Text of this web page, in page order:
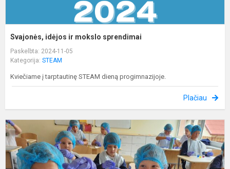
Svajonės, idėjos ir mokslo sprendimai
Paskelbta: 2024-11-05
Kategorija: STEAM
Kviečiame į tarptautinę STEAM dieną progimnazijoje.
Plačiau